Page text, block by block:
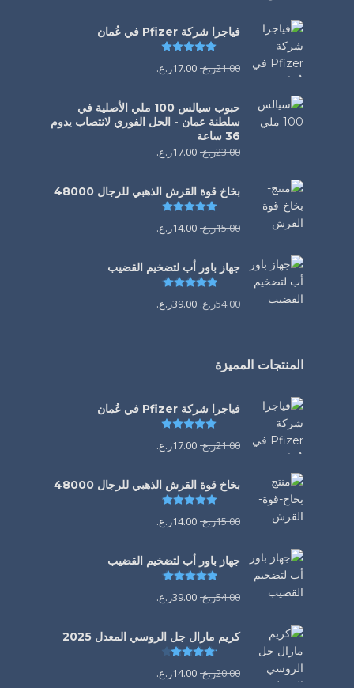
فياجرا شركة Pfizer في عُمان
21.00ر.ع. 17.00ر.ع.
حبوب سيالس 100 ملي الأصلية في
سلطنة عمان - الحل الفوري لانتصاب يدوم
36 ساعة
23.00ر.ع. 17.00ر.ع.
بخاخ قوة القرش الذهبي للرجال 48000
تم التقييم
15.00ر.ع. 14.00ر.ع.
جهاز باور أب لتضخيم القضيب
تم التقييم
54.00ر.ع. 39.00ر.ع.
المنتجات المميزة
فياجرا شركة Pfizer في عُمان
21.00ر.ع. 17.00ر.ع.
بخاخ قوة القرش الذهبي للرجال 48000
تم التقييم
15.00ر.ع. 14.00ر.ع.
جهاز باور أب لتضخيم القضيب
تم التقييم
54.00ر.ع. 39.00ر.ع.
كريم مارال جل الروسي المعدل 2025
تم التقييم
20.00ر.ع. 14.00ر.ع.